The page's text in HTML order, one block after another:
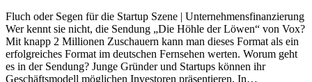
Fluch oder Segen für die Startup Szene | Unternehmensfinanzierung
Wer kennt sie nicht, die Sendung „Die Höhle der Löwen“ von Vox?
Mit knapp 2 Millionen Zuschauern kann man dieses Format als ein
erfolgreiches Format im deutschen Fernsehen werten. Worum geht
es in der Sendung? Junge Gründer und Startups können ihr
Geschäftsmodell möglichen Investoren präsentieren. In…